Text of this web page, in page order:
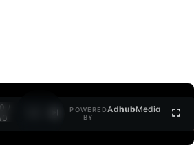
/
POWERED
BY
AdhubMedia